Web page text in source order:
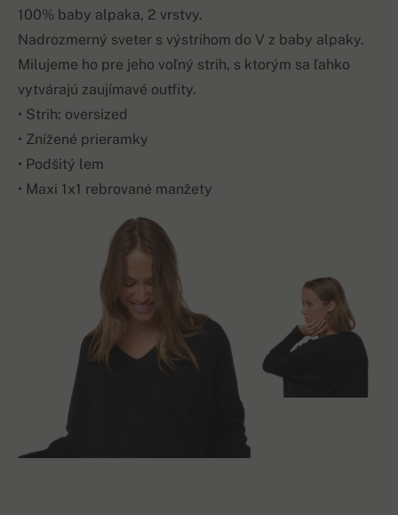
100% baby alpaka, 2 vrstvy.
Nadrozmerný sveter s výstrihom do V z baby alpaky.
Milujeme ho pre jeho voľný strih, s ktorým sa ľahko
vytvárajú zaujímavé outfity.
• Strih: oversized
• Znížené prieramky
• Podšitý lem
• Maxi 1x1 rebrované manžety